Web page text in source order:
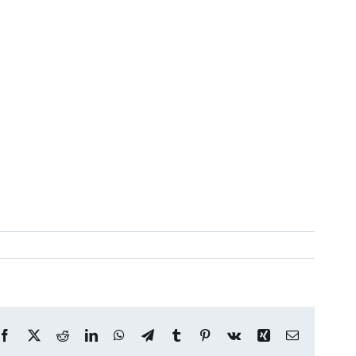
Facebook
X RedditLinkedInWhatsApp
TelegramTumblr Pinterest
Vk Xing Correo